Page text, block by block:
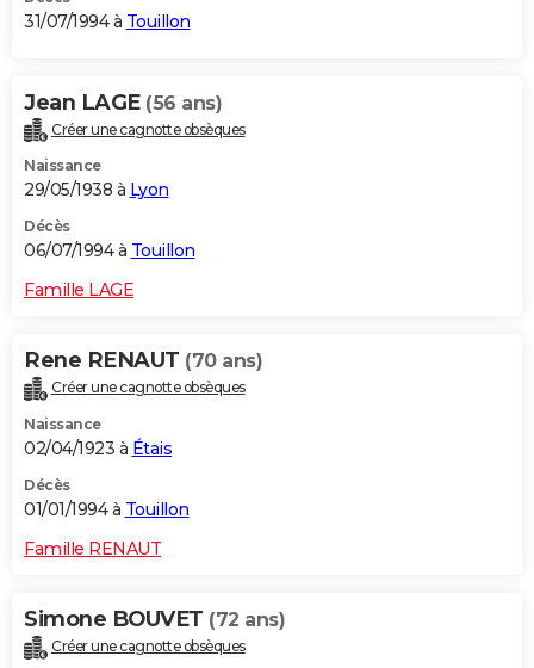
31/07/1994 à Touillon
Jean LAGE (56 ans)
Créer une cagnotte obsèques
Naissance
29/05/1938 à Lyon
Décès
06/07/1994 à Touillon
Famille LAGE
Rene RENAUT (70 ans)
Créer une cagnotte obsèques
Naissance
02/04/1923 à Étais
Décès
01/01/1994 à Touillon
Famille RENAUT
Simone BOUVET (72 ans)
Créer une cagnotte obsèques